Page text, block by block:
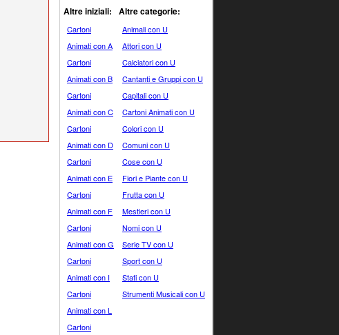
Altre iniziali:
Cartoni
Animati con A
Cartoni
Animati con B
Cartoni
Animati con C
Cartoni
Animati con D
Cartoni
Animati con E
Cartoni
Animati con F
Cartoni
Animati con G
Cartoni
Animati con I
Cartoni
Animati con L
Cartoni
Altre categorie:
Animali con U
Attori con U
Calciatori con U
Cantanti e Gruppi con U
Capitali con U
Cartoni Animati con U
Colori con U
Comuni con U
Cose con U
Fiori e Piante con U
Frutta con U
Mestieri con U
Nomi con U
Serie TV con U
Sport con U
Stati con U
Strumenti Musicali con U